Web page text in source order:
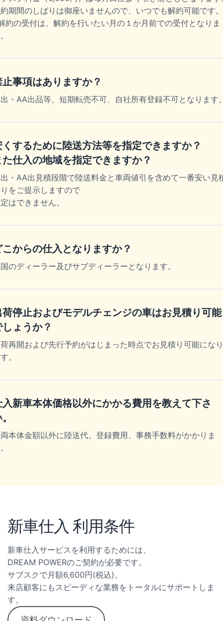
期間のしばりは御座いませんので、いつでも解約可能です。
約の受付は、解約を行いたい月の１か月前での受付となりま
止事項はありますか？
・AA出品等、短期転売不可、自社所有登録不可となります
くするために陸送方法等を指定できますか？
た仕入の地域を指定できますか？
・AA出見積段階で陸送料金と車両値引を含めて一番安い見
をご提示しますので
はできません。
こからの仕入となりますか？
のディーラー及びサブディーラーとなります。
荷停止およびモデルチェンジの車はお見積り可能
しょうか？
再開および先行予約がはじまった時点でお見積り可能になり
。
入新車本体価格以外にかかる費用を教えて下さ
本体金額以外に陸送代、登録費用、事務手数料がかかりま
新車仕入 利用条件
新車仕入サービスを利用するためには、
DREAM POWERのご契約が必要です。
サブスクで月額6,600円(税込)。
来店顧客にもスピーディな業務をトータルにサポートしま
す。